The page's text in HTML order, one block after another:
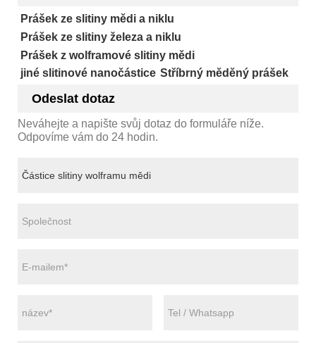
Prášek ze slitiny mědi a niklu
Prášek ze slitiny železa a niklu
Prášek z wolframové slitiny mědi
jiné slitinové nanočástice Stříbrný měděný prášek
Odeslat dotaz
Neváhejte a napište svůj dotaz do formuláře níže.
Odpovíme vám do 24 hodin.